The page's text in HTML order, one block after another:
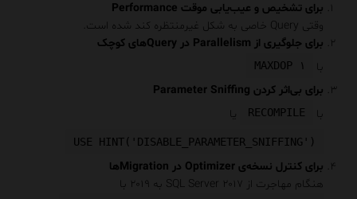
برای تشخیص و عیب‌یابی موقت Performance
وقتی Query خاصی به شکل غیرمنتظره کند شده است.
برای جلوگیری از Parallelism در Queryهای کوچک
با
MAXDOP ۱
برای بی‌اثر کردن Parameter Sniffing
با
RECOMPILE یا
USE HINT('DISABLE_PARAMETER_SNIFFING')
برای کنترل نسخه‌ی Optimizer در Migrationها
هنگام مهاجرت از SQL Server ۲۰۱۷ به ۲۰۱۹ با